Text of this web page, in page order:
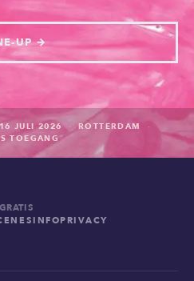
UP →
16 JULI 2026 · ROTTERDAM
·
TOEGANG
INFOPRIVACY